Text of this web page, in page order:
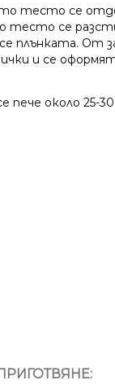
тесто се
тесто се
се плънката. От
и се
пече около 25-